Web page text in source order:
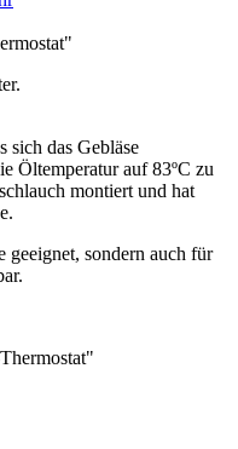
sich das Gebläse
Öltemperatur auf 83ºC zu
montiert und hat
sondern auch für